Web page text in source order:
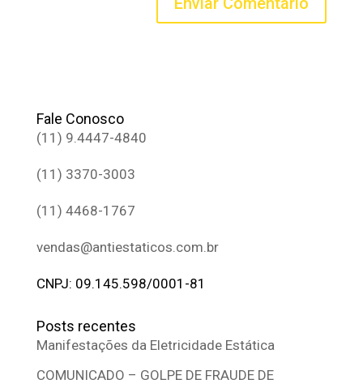
Fale Conosco
(11) 9.4447-4840
(11) 3370-3003
(11) 4468-1767
vendas@antiestaticos.com.br
CNPJ: 09.145.598/0001-81
Posts recentes
Manifestações da Eletricidade Estática
COMUNICADO – GOLPE DE FRAUDE DE